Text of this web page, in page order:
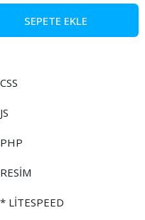
SEPETE EKLE
CSS
JS
PHP
RESİM
* LİTESPEED